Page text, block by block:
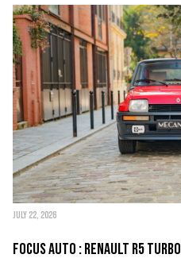
JULY 22, 2026
Focus Auto : Renault R5 Turbo